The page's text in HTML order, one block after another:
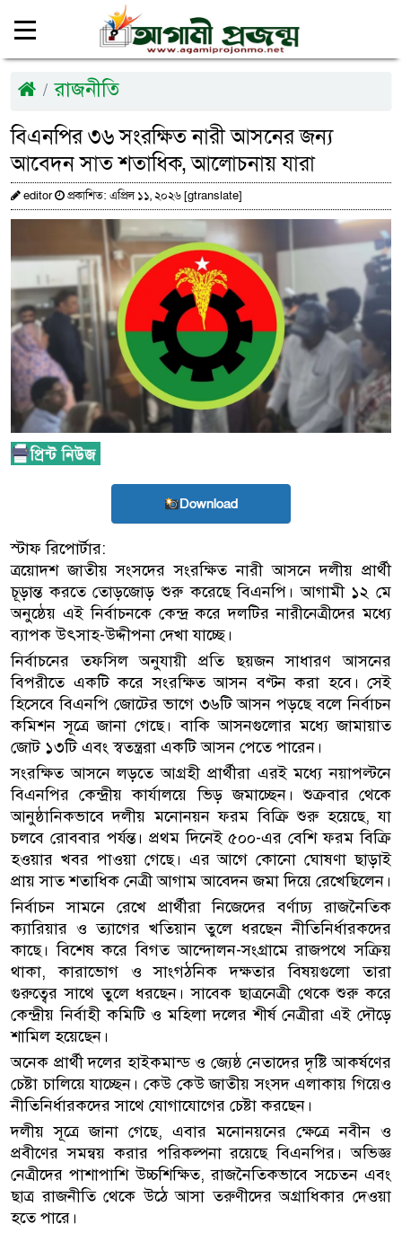
রাজনীতি
বিএনপির ৩৬ সংরক্ষিত নারী আসনের জন্য
আবেদন সাত শতাধিক, আলোচনায় যারা
editor প্রকাশিত: এপ্রিল ১১, ২০২৬ [gtranslate]
Download
স্টাফ রিপোর্টার:
ত্রয়োদশ জাতীয় সংসদের সংরক্ষিত নারী আসনে দলীয় প্রার্থী
চূড়ান্ত করতে তোড়জোড় শুরু করেছে বিএনপি। আগামী ১২ মে
অনুষ্ঠেয় এই নির্বাচনকে কেন্দ্র করে দলটির নারীনেত্রীদের মধ্যে
ব্যাপক উৎসাহ-উদ্দীপনা দেখা যাচ্ছে।
নির্বাচনের তফসিল অনুযায়ী প্রতি ছয়জন সাধারণ আসনের
বিপরীতে একটি করে সংরক্ষিত আসন বণ্টন করা হবে। সেই
হিসেবে বিএনপি জোটের ভাগে ৩৬টি আসন পড়ছে বলে নির্বাচন
কমিশন সূত্রে জানা গেছে। বাকি আসনগুলোর মধ্যে জামায়াত
জোট ১৩টি এবং স্বতন্ত্ররা একটি আসন পেতে পারেন।
সংরক্ষিত আসনে লড়তে আগ্রহী প্রার্থীরা এরই মধ্যে নয়াপল্টনে
বিএনপির কেন্দ্রীয় কার্যালয়ে ভিড় জমাচ্ছেন। শুক্রবার থেকে
আনুষ্ঠানিকভাবে দলীয় মনোনয়ন ফরম বিক্রি শুরু হয়েছে, যা
চলবে রোববার পর্যন্ত। প্রথম দিনেই ৫০০-এর বেশি ফরম বিক্রি
হওয়ার খবর পাওয়া গেছে। এর আগে কোনো ঘোষণা ছাড়াই
প্রায় সাত শতাধিক নেত্রী আগাম আবেদন জমা দিয়ে রেখেছিলেন।
নির্বাচন সামনে রেখে প্রার্থীরা নিজেদের বর্ণাঢ্য রাজনৈতিক
ক্যারিয়ার ও ত্যাগের খতিয়ান তুলে ধরছেন নীতিনির্ধারকদের
কাছে। বিশেষ করে বিগত আন্দোলন-সংগ্রামে রাজপথে সক্রিয়
থাকা, কারাভোগ ও সাংগঠনিক দক্ষতার বিষয়গুলো তারা
গুরুত্বের সাথে তুলে ধরছেন। সাবেক ছাত্রনেত্রী থেকে শুরু করে
কেন্দ্রীয় নির্বাহী কমিটি ও মহিলা দলের শীর্ষ নেত্রীরা এই দৌড়ে
শামিল হয়েছেন।
অনেক প্রার্থী দলের হাইকমান্ড ও জ্যেষ্ঠ নেতাদের দৃষ্টি আকর্ষণের
চেষ্টা চালিয়ে যাচ্ছেন। কেউ কেউ জাতীয় সংসদ এলাকায় গিয়েও
নীতিনির্ধারকদের সাথে যোগাযোগের চেষ্টা করছেন।
দলীয় সূত্রে জানা গেছে, এবার মনোনয়নের ক্ষেত্রে নবীন ও
প্রবীণের সমন্বয় করার পরিকল্পনা রয়েছে বিএনপির। অভিজ্ঞ
নেত্রীদের পাশাপাশি উচ্চশিক্ষিত, রাজনৈতিকভাবে সচেতন এবং
ছাত্র রাজনীতি থেকে উঠে আসা তরুণীদের অগ্রাধিকার দেওয়া
হতে পারে।